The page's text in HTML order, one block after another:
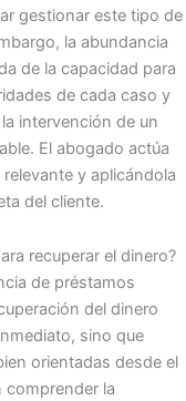
gestionar este tipo de
la abundancia
de la capacidad para
de cada caso y
intervención de un
El abogado actúa
y aplicándola
del cliente.
recuperar el dinero?
de préstamos
del dinero
sino que
orientadas desde el
comprender la